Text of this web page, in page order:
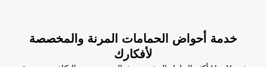
خدمة أحواض الحمامات المرنة والمخصصة
لأفكارك